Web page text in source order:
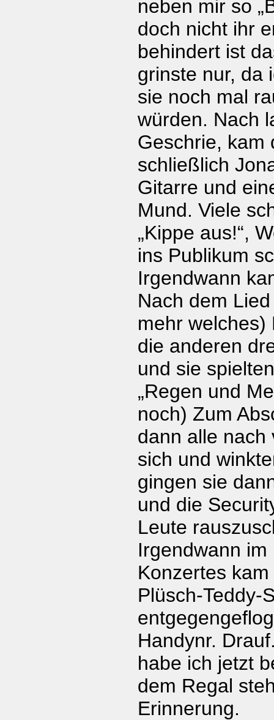
neben mir so
doch nicht ihr
behindert ist
grinste nur, da
sie noch mal
würden. Nach
Geschrie, kam
schließlich
Gitarre und
Mund. Viele
„Kippe aus!“,
ins Publikum
Irgendwann
Nach dem
mehr welches)
die anderen
und sie
„Regen und
noch) Zum
dann alle nach
sich und
gingen sie
und die
Leute
Irgendwann
Konzertes
Plüsch-Teddy-
Handynr.
habe ich jetzt
dem Regal
Erinnerung.